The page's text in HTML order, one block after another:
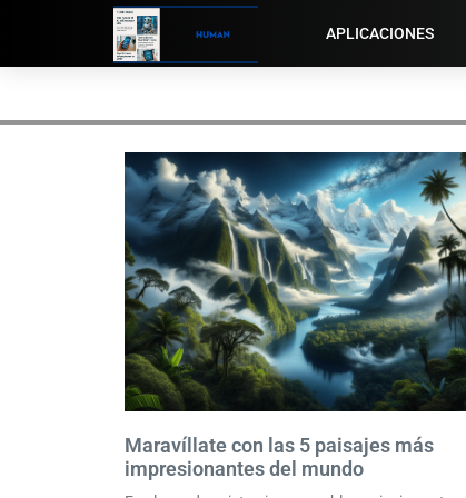
APLICACIONES
Maravíllate con las 5 paisajes más
impresionantes del mundo